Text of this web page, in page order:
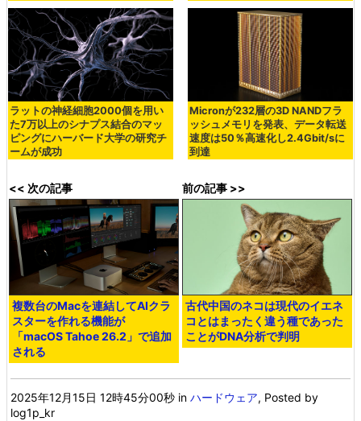
ラットの神経細胞2000個を用い
た7万以上のシナプス結合のマッ
ピングにハーバード大学の研究チ
ームが成功
Micronが232層の3D NANDフラ
ッシュメモリを発表、データ転送
速度は50％高速化し2.4Gbit/sに
到達
<< 次の記事
複数台のMacを連結してAIクラ
スターを作れる機能が
「macOS Tahoe 26.2」で追加
される
前の記事 >>
古代中国のネコは現代のイエネ
コとはまったく違う種であった
ことがDNA分析で判明
2025年12月15日 12時45分00秒 inハードウェア, Posted by
log1p_kr